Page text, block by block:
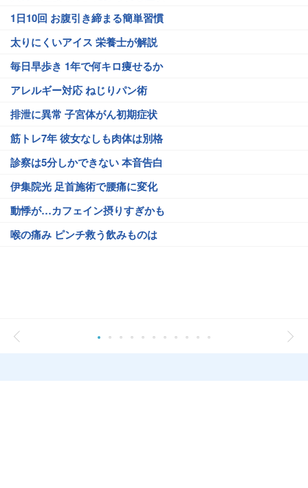
1日10回 お腹引き締まる簡単習慣
太りにくいアイス 栄養士が解説
毎日早歩き 1年で何キロ痩せるか
アレルギー対応 ねじりパン術
排泄に異常 子宮体がん初期症状
筋トレ7年 彼女なしも肉体は別格
診察は5分しかできない 本音告白
伊集院光 足首施術で腰痛に変化
動悸が…カフェイン摂りすぎかも
喉の痛み ピンチ救う飲みものは